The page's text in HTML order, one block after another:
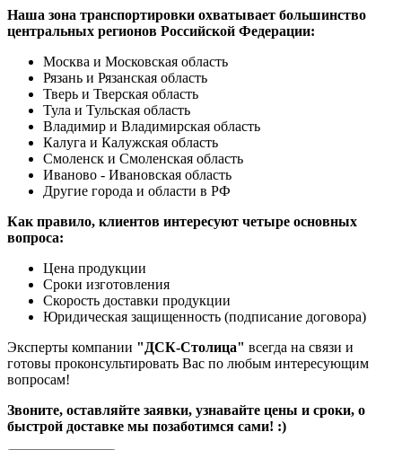
Наша зона транспортировки охватывает большинство
центральных регионов Российской Федерации:
Москва и Московская область
Рязань и Рязанская область
Тверь и Тверская область
Тула и Тульская область
Владимир и Владимирская область
Калуга и Калужская область
Смоленск и Смоленская область
Иваново - Ивановская область
Другие города и области в РФ
Как правило, клиентов интересуют четыре основных
вопроса:
Цена продукции
Сроки изготовления
Скорость доставки продукции
Юридическая защищенность (подписание договора)
Эксперты компании "ДСК-Столица" всегда на связи и
готовы проконсультировать Вас по любым интересующим
вопросам!
Звоните, оставляйте заявки, узнавайте цены и сроки, о
быстрой доставке мы позаботимся сами! :)